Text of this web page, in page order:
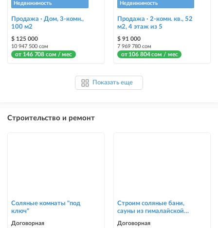
Недвижимость
Продажа · Дом, 3-комн.,
100 м2
$ 125 000
10 947 500 сом
от 146 708 сом / мес
Недвижимость
Продажа · 2-комн. кв., 52
м2, 4 этаж из 5
$ 91 000
7 969 780 сом
от 106 804 сом / мес
Показать еще
Строительство и ремонт
Соляные комнаты "под
ключ"
Договорная
Строим соляные бани,
сауны из гималайской
Договорная